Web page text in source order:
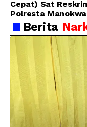
Cepat) Sat
Polresta
Berhasil Tangkap
Pelaku
Taman Ria kab.
Manokwari
Berita